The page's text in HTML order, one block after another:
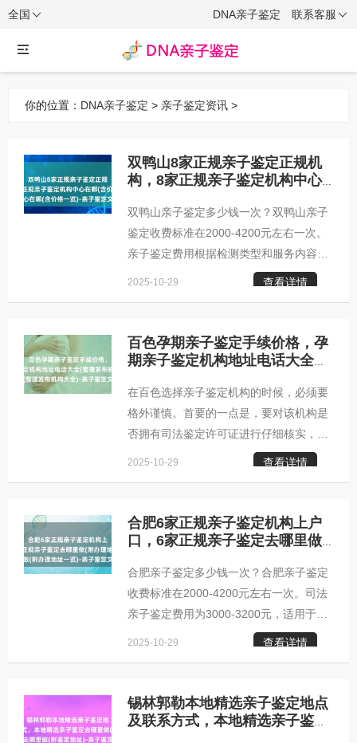
全国 DNA亲子鉴定 联系客服
你的位置： DNA亲子鉴定 > 亲子鉴定资讯 >
双鸭山8家正规亲子鉴定正规机
构，8家正规亲子鉴定机构中心
双鸭山亲子鉴定多少钱一次？双鸭山亲子
鉴定收费标准在2000-4200元左右一次。
亲子鉴定费用根据检测类型和服务内容有
所不同。个人隐私鉴定价格约为2000-
法律诉讼或户籍办理等正式场合；无创胎
儿亲子鉴定费用较高，约3800-4200元，
特殊样本（如烟蒂、口香糖等）或加急服
务可能产生额外费用。选择正规鉴定机构
时，需确认其是否具备CMA/CNAS资质，
以确保检测结果的准确性和费用的
2025-10-29 查看详情
百色孕期亲子鉴定手续价格，孕
期亲子鉴定机构地址电话大全
章
在百色选择亲子鉴定机构的时候，必须要
格外谨慎。首要的一点是，要对该机构是
否拥有司法鉴定许可证进行仔细核实，同
时还要确认其是否具备开展法医物证鉴定
标。更为关键的是，一家出色的亲子鉴定
机构应当具备自有的实验室，并且这个实
PCR仪器是不可或缺的。只有配备了这些
设备，才能够保证检测结果的精确性和可
信度。百色柚子基因亲子鉴定咨询中心地
址：百色市银盆岭奥克斯国际公寓B座咨
询范围：百色市司法亲子鉴定，百色
2025-10-29 查看详情
合肥6家正规亲子鉴定机构上户
口，6家正规亲子鉴定去哪里做
合肥亲子鉴定多少钱一次？合肥亲子鉴定
收费标准在2000-4200元左右一次。司法
亲子鉴定费用为3000-3200元，适用于补
办出生证、上户、移民公证等司法用途；
系；个人隐私亲子鉴定费用为2000-2200
元，用于私下了解亲生关系，保护个人隐
2025-10-29 查看详情
锡林郭勒本地精选亲子鉴定地点
及联系方式，本地精选亲子鉴定